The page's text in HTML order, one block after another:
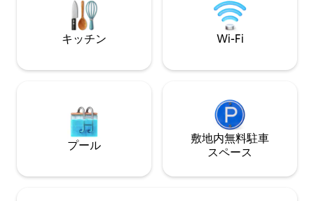
ができるでしょう。
キッチン Wi-Fi
プール
敷地内無料駐⁠車
ス⁠ペ⁠ー⁠ス